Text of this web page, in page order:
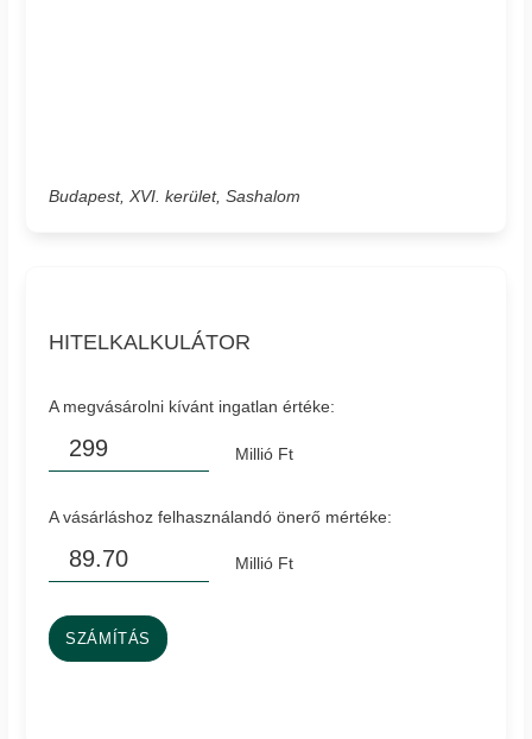
Budapest, XVI. kerület, Sashalom
HITELKALKULÁTOR
A megvásárolni kívánt ingatlan értéke:
Millió Ft
A vásárláshoz felhasználandó önerő mértéke:
Millió Ft
SZÁMÍTÁS